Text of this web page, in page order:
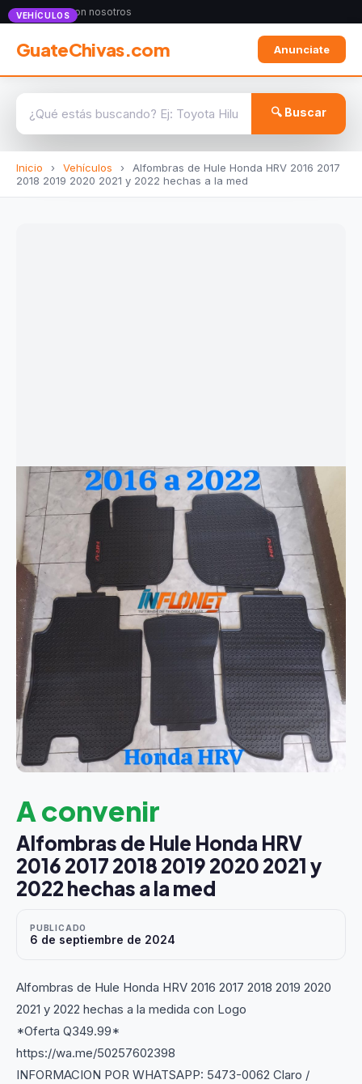
Anunciate con nosotros
GuateChivas.com Anunciate
🔍 Buscar
Inicio › Vehículos ›
Alfombras de Hule Honda HRV 2016 2017
2018 2019 2020 2021 y 2022 hechas a la med
VEHÍCULOS
A convenir
Alfombras de Hule Honda HRV
2016 2017 2018 2019 2020 2021 y
2022 hechas a la med
PUBLICADO
6 de septiembre de 2024
Alfombras de Hule Honda HRV 2016 2017 2018 2019 2020
2021 y 2022 hechas a la medida con Logo
*Oferta Q349.99*
https://wa.me/50257602398
INFORMACION POR WHATSAPP: 5473-0062 Claro /